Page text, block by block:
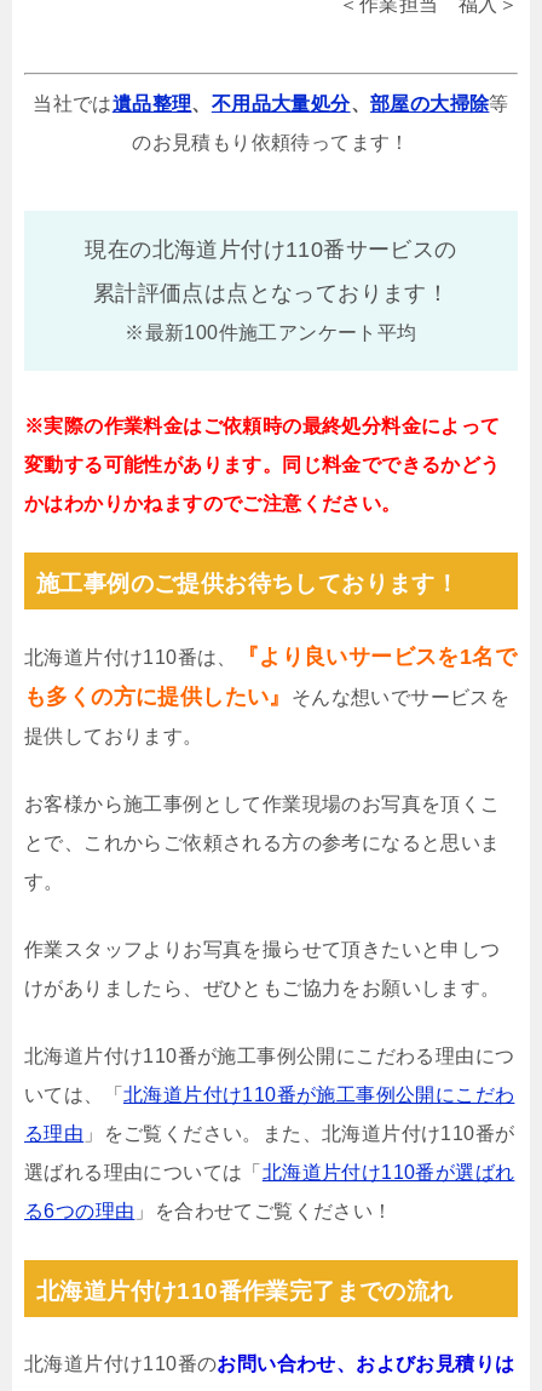
＜作業担当 福入＞
当社では遺品整理、 不用品大量処分、部屋の大掃除等
のお見積もり依頼待ってます！
現在の北海道片付け110番サービスの
累計評価点は点となっております！
※最新100件施工アンケート平均
※実際の作業料金はご依頼時の最終処分料金によって
変動する可能性があります。同じ料金でできるかどう
かはわかりかねますのでご注意ください。
施工事例のご提供お待ちしております！
北海道片付け110番は、
『より良いサービスを1名で
も多くの方に提供したい』
そんな想いでサービスを
提供しております。
お客様から施工事例として作業現場のお写真を頂くこ
とで、これからご依頼される方の参考になると思いま
す。
作業スタッフよりお写真を撮らせて頂きたいと申しつ
けがありましたら、ぜひともご協力をお願いします。
北海道片付け110番が施工事例公開にこだわる理由につ
いては、「 北海道片付け110番が施工事例公開にこだわ
る理由 」をご覧ください。また、北海道片付け110番が
選ばれる理由については「 北海道片付け110番が選ばれ
る6つの理由 」を合わせてご覧ください！
北海道片付け110番作業完了までの流れ
北海道片付け110番のお問い合わせ、およびお見積りは